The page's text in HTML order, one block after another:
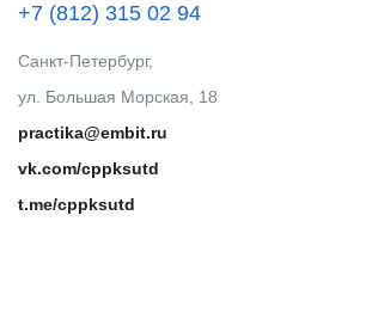
+7 (812) 315 02 94
Санкт-Петербург,
ул. Большая Морская, 18
practika@embit.ru
vk.com/cppksutd
t.me/cppksutd